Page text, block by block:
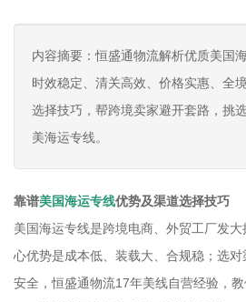
内容摘要：恒盛通物流解析优质美国
时效稳定、清关高效、价格实惠、全
选择技巧，帮跨境卖家避开套路，挑
美海运专线。
靠谱美国海运专线优势及渠道选择技巧
美国海运专线是跨境电商、外贸工厂发
心优势是成本低、装载大、合规稳；选
安全，恒盛通物流17年美线自营经验，教